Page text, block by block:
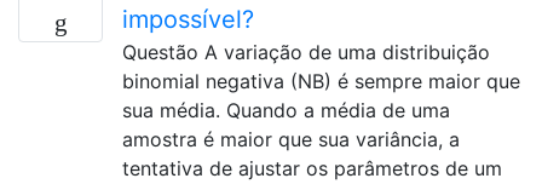
impossível?
Questão A variação de uma distribuição
binomial negativa (NB) é sempre maior que
sua média. Quando a média de uma
amostra é maior que sua variância, a
tentativa de ajustar os parâmetros de um